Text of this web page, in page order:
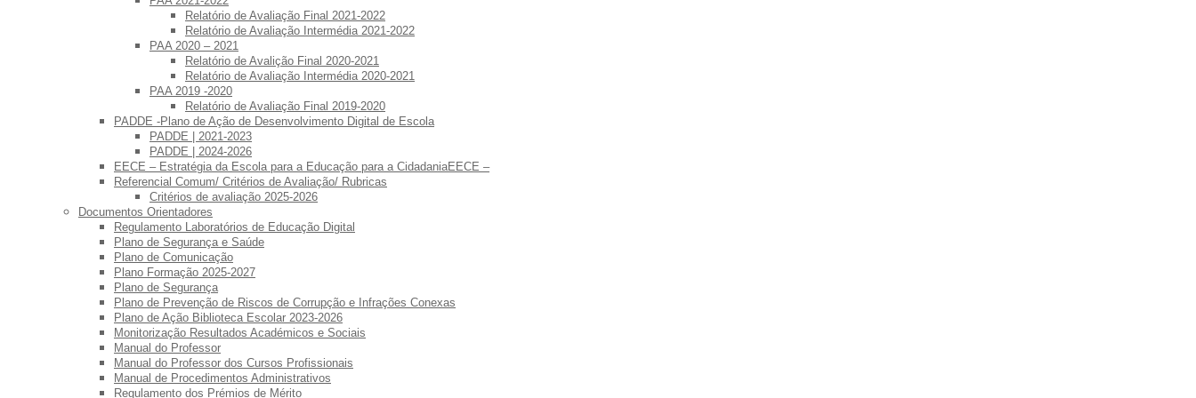
Relatório de Avaliação Final 2021-2022
Relatório de Avaliação Intermédia 2021-2022
PAA 2020 – 2021
Relatório de Avalição Final 2020-2021
Relatório de Avaliação Intermédia 2020-2021
PAA 2019 -2020
Relatório de Avaliação Final 2019-2020
PADDE -Plano de Ação de Desenvolvimento Digital de Escola
PADDE | 2021-2023
PADDE | 2024-2026
EECE – Estratégia da Escola para a Educação para a CidadaniaEECE –
Referencial Comum/ Critérios de Avaliação/ Rubricas
Critérios de avaliação 2025-2026
Documentos Orientadores
Regulamento Laboratórios de Educação Digital
Plano de Segurança e Saúde
Plano de Comunicação
Plano Formação 2025-2027
Plano de Segurança
Plano de Prevenção de Riscos de Corrupção e Infrações Conexas
Plano de Ação Biblioteca Escolar 2023-2026
Monitorização Resultados Académicos e Sociais
Manual do Professor
Manual do Professor dos Cursos Profissionais
Manual de Procedimentos Administrativos
Regulamento dos Prémios de Mérito